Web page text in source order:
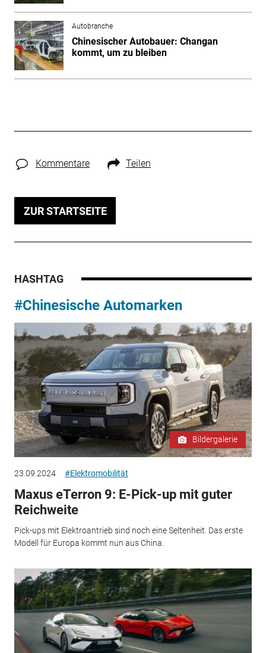
Autobranche
Chinesischer Autobauer: Changan
kommt, um zu bleiben
Kommentare Teilen
ZUR STARTSEITE
HASHTAG
#Chinesische Automarken
Bildergalerie
23.09.2024 #Elektromobilität
Maxus eTerron 9: E-Pick-up mit guter
Reichweite
Pick-ups mit Elektroantrieb sind noch eine Seltenheit. Das erste
Modell für Europa kommt nun aus China.